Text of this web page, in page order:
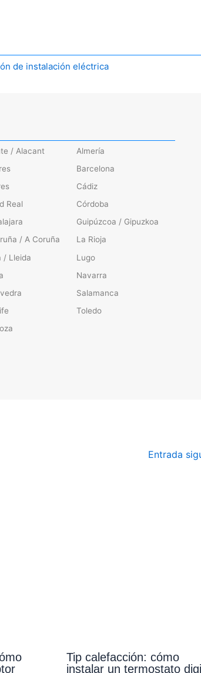
de instalación eléctrica
/ Alacant
Almería
Barcelona
Cádiz
Real
Córdoba
Guipúzcoa / Gipuzkoa
/ A Coruña
La Rioja
/ Lleida
Lugo
Navarra
Salamanca
Toledo
Entrada
Tip calefacción: cómo
instalar un termostato